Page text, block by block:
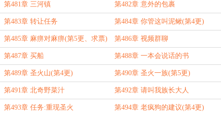
第481章 三河镇 第482章 意外的包裹
第483章 转让任务 第484章 你管这叫泥鳅(第4更)
第485章 麻痹对麻痹(第5更、求票) 第486章 视频群聊
第487章 买船 第488章 一本会说话的书
第489章 圣火山(第4更) 第490章 圣火一族(第5更)
第491章 北奇野菜汁 第492章 请叫我族长大人
第493章 任务:重现圣火 第494章 老疯狗的建议(第4更)